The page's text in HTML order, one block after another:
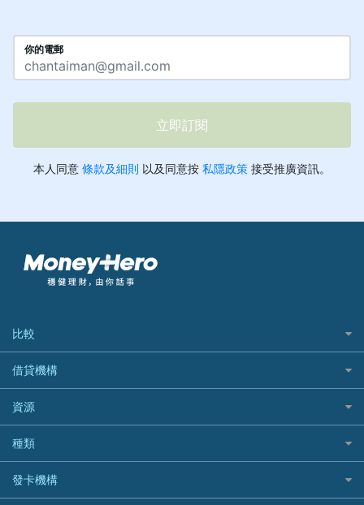
比較
私人貸款比較
稅季/稅務貸款
網上貸款
結餘轉戶(清卡數貸款)
銀行貸款
財務公司貸款
借貸機構
BEA 東亞銀行
BOC 中國銀行
Cashing Pro 優尚信貸
CCB(Asia) 中國建設銀行 (亞洲)
Citibank 花旗銀行
資源
如何申請個人貸款
如何管理個人貸款
個人貸款有用資訊
種類
網購優惠
精選外幣網購信用卡
發卡機構